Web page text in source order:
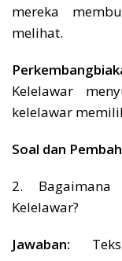
mereka
melihat.
Kelelawar
kelelawar
Soal dan
2.
Kelelawar?
Jawaban: